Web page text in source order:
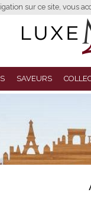
sur ce site, vous
SAVEURS